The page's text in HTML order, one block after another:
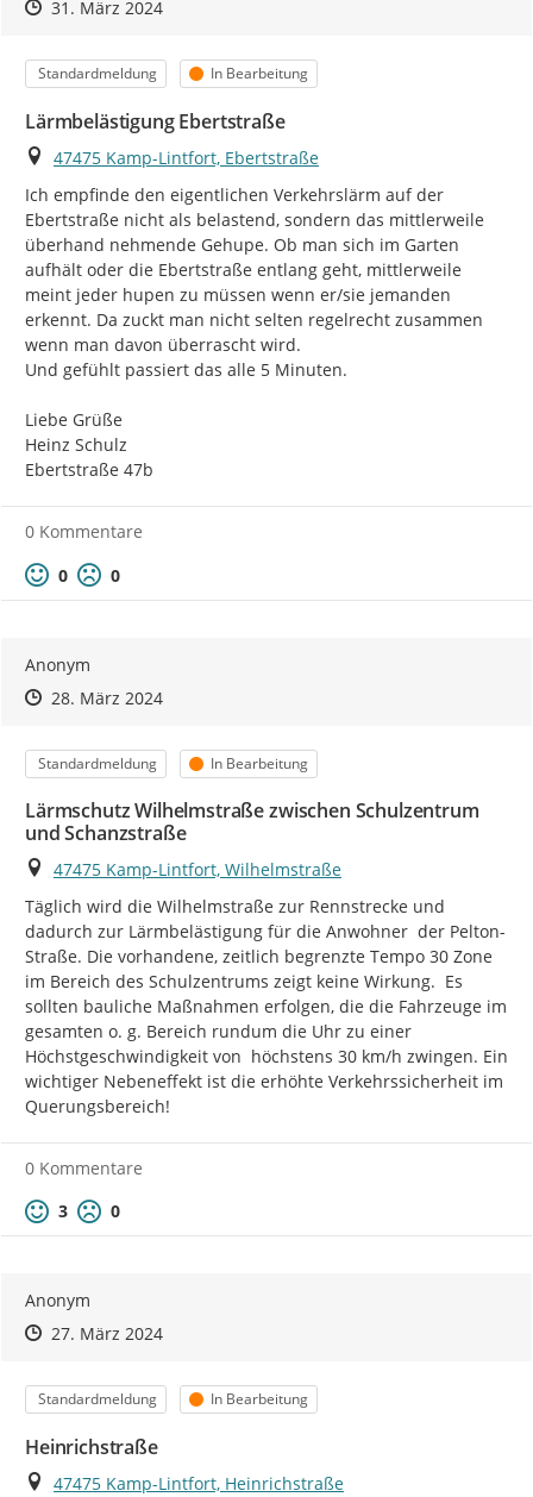
Im Umgebungslärmportal finden Sie auch alle Lärmkarten
NRW.
[1] in NRW sind dies die Städte und Gemeinden
[2]Landesamt für Natur, Umwelt und Verbraucherschutz
des Landes NRW
Zeitpunkt des Erstellens
Zeitpunkt des Erstellens
31. März 2024Zur Äußerung
Kategorie
Standardmeldung Status
In Bearbeitung
Lärmbelästigung Ebertstraße
Ort
47475 Kamp-Lintfort, Ebertstraße
Ich empfinde den eigentlichen Verkehrslärm auf der
Ebertstraße nicht als belastend, sondern das mittlerweile
überhand nehmende Gehupe. Ob man sich im Garten
aufhält oder die Ebertstraße entlang geht, mittlerweile
meint jeder hupen zu müssen wenn er/sie jemanden
erkennt. Da zuckt man nicht selten regelrecht zusammen
wenn man davon überrascht wird.
Und gefühlt passiert das alle 5 Minuten.
Liebe Grüße
Heinz Schulz
Ebertstraße 47b
0 Kommentare
Positive Bewertung
0 Negative Bewertung
0
Anonym
Zeitpunkt des Erstellens
Zeitpunkt des Erstellens
28. März 2024Zur Äußerung
Kategorie
Standardmeldung Status
In Bearbeitung
Lärmschutz Wilhelmstraße zwischen Schulzentrum
und Schanzstraße
Ort
47475 Kamp-Lintfort, Wilhelmstraße
Täglich wird die Wilhelmstraße zur Rennstrecke und
dadurch zur Lärmbelästigung für die Anwohner  der Pelton-
Straße. Die vorhandene, zeitlich begrenzte Tempo 30 Zone
im Bereich des Schulzentrums zeigt keine Wirkung.  Es
sollten bauliche Maßnahmen erfolgen, die die Fahrzeuge im
gesamten o. g. Bereich rundum die Uhr zu einer
Höchstgeschwindigkeit von  höchstens 30 km/h zwingen. Ein
wichtiger Nebeneffekt ist die erhöhte Verkehrssicherheit im
Querungsbereich!
0 Kommentare
Positive Bewertung
3 Negative Bewertung
0
Anonym
Zeitpunkt des Erstellens
Zeitpunkt des Erstellens
27. März 2024Zur Äußerung
Kategorie
Standardmeldung Status
In Bearbeitung
Heinrichstraße
Ort
47475 Kamp-Lintfort, Heinrichstraße